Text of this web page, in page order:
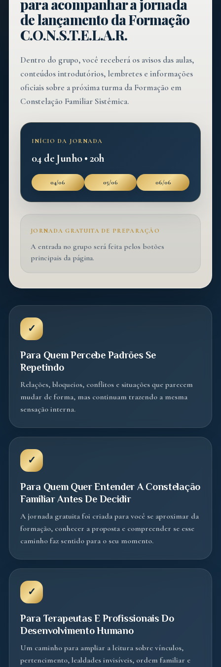
para acompanhar a jornada
de lançamento da Formação
C.O.N.S.T.E.L.A.R.
Dentro do grupo, você receberá os avisos das aulas,
conteúdos introdutórios, lembretes e informações
oficiais sobre a próxima turma da Formação em
Constelação Familiar Sistêmica.
INÍCIO DA JORNADA
04 de Junho • 20h
04/06 05/06 06/06
JORNADA GRATUITA DE PREPARAÇÃO
A entrada no grupo será feita pelos botões
principais da página.
✓
Para Quem Percebe Padrões Se
Repetindo
Relações, bloqueios, conflitos e situações que parecem
mudar de forma, mas continuam trazendo a mesma
sensação interna.
✓
Para Quem Quer Entender A Constelação
Familiar Antes De Decidir
A jornada gratuita foi criada para você se aproximar da
formação, conhecer a proposta e compreender se esse
caminho faz sentido para o seu momento.
✓
Para Terapeutas E Profissionais Do
Desenvolvimento Humano
Um caminho para ampliar a leitura sobre vínculos,
pertencimento, lealdades invisíveis, ordem familiar e